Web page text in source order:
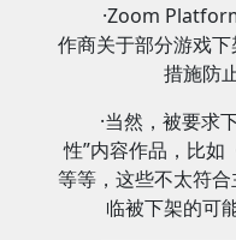
·Zoom
作商关于部分游戏
措施防
·当然，被要求
性”内容作品，比如
等等，这些不太符
临被下架的可